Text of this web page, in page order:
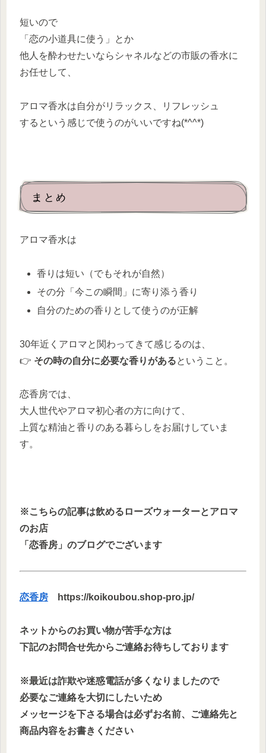
短いので
「恋の小道具に使う」とか
他人を酔わせたいならシャネルなどの市販の香水に
お任せして、
アロマ香水は自分がリラックス、リフレッシュ
するという感じで使うのがいいですね(*^^*)
まとめ
アロマ香水は
香りは短い（でもそれが自然）
その分「今この瞬間」に寄り添う香り
自分のための香りとして使うのが正解
30年近くアロマと関わってきて感じるのは、
👉 その時の自分に必要な香りがあるということ。
恋香房では、
大人世代やアロマ初心者の方に向けて、
上質な精油と香りのある暮らしをお届けしていま
す。
※こちらの記事は飲めるローズウォーターとアロマ
のお店
「恋香房」のブログでございます
恋香房 https://koikoubou.shop-pro.jp/
ネットからのお買い物が苦手な方は
下記のお問合せ先からご連絡お待ちしております
※最近は詐欺や迷惑電話が多くなりましたので
必要なご連絡を大切にしたいため
メッセージを下さる場合は必ずお名前、ご連絡先と
商品内容をお書きください